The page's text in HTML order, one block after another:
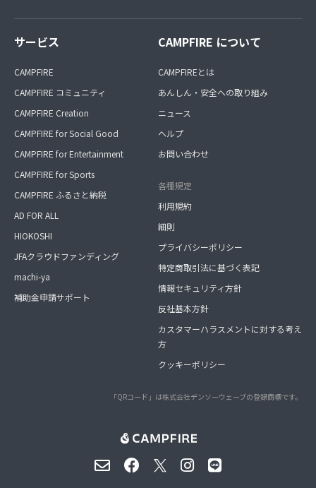
サービス
CAMPFIRE
CAMPFIRE コミュニティ
CAMPFIRE Creation
CAMPFIRE for Social Good
CAMPFIRE for Entertainment
CAMPFIRE for Sports
CAMPFIRE ふるさと納税
AD FOR ALL
HIOKOSHI
JFAクラウドファンディング
machi-ya
補助金申請サポート
CAMPFIRE について
CAMPFIREとは
あんしん・安全への取り組み
ニュース
ヘルプ
お問い合わせ
各種規定
利用規約
細則
プライバシーポリシー
特定商取引法に基づく表記
情報セキュリティ方針
反社基本方針
カスタマーハラスメントに対する考え
方
クッキーポリシー
「QRコード」は株式会社デンソーウェーブの登録商標です。